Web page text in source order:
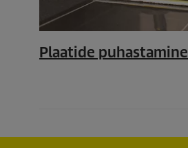
Plaatide puhastamine